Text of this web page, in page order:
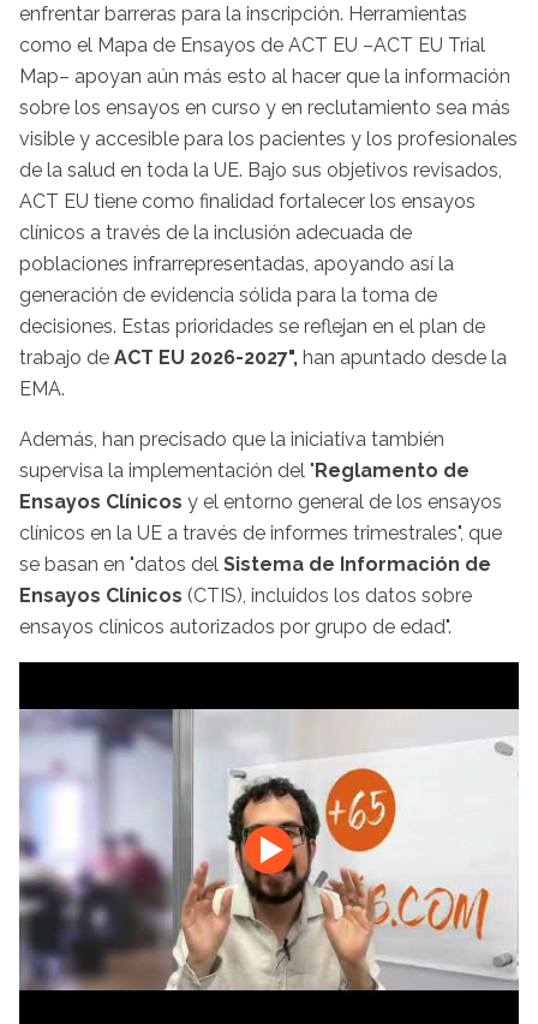
enfrentar barreras para la inscripción. Herramientas
como el Mapa de Ensayos de ACT EU –ACT EU Trial
Map– apoyan aún más esto al hacer que la información
sobre los ensayos en curso y en reclutamiento sea más
visible y accesible para los pacientes y los profesionales
de la salud en toda la UE. Bajo sus objetivos revisados,
ACT EU tiene como finalidad fortalecer los ensayos
clínicos a través de la inclusión adecuada de
poblaciones infrarrepresentadas, apoyando así la
generación de evidencia sólida para la toma de
decisiones. Estas prioridades se reflejan en el plan de
trabajo de ACT EU 2026-2027", han apuntado desde la
EMA.
Además, han precisado que la iniciativa también
supervisa la implementación del "Reglamento de
Ensayos Clínicos y el entorno general de los ensayos
clínicos en la UE a través de informes trimestrales", que
se basan en "datos del Sistema de Información de
Ensayos Clínicos (CTIS), incluidos los datos sobre
ensayos clínicos autorizados por grupo de edad".